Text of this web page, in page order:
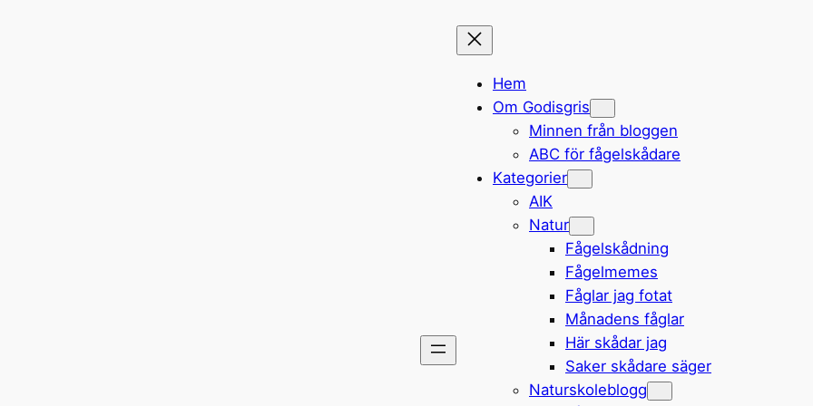
Hem
Om Godisgris
Minnen från bloggen
ABC för fågelskådare
Kategorier
AIK
Natur
Fågelskådning
Fågelmemes
Fåglar jag fotat
Månadens fåglar
Här skådar jag
Saker skådare säger
Naturskoleblogg